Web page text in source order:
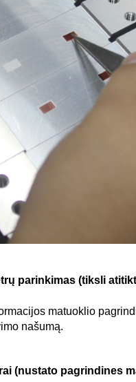
parinkimas (tiksli
matuoklio
našumą.
(nustato pagrindines